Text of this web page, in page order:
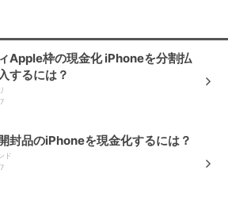
Apple枠の現金化 iPhoneを分割払
するには？
封品のiPhoneを現金化するには？
ド